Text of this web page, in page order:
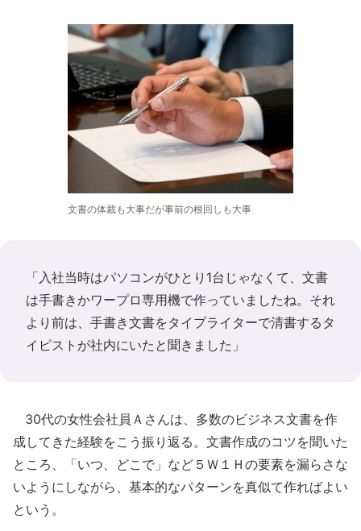
文書の体裁も大事だが事前の根回しも大事
「入社当時はパソコンがひとり1台じゃなくて、文書
は手書きかワープロ専用機で作っていましたね。それ
より前は、手書き文書をタイプライターで清書するタ
イピストが社内にいたと聞きました」
30代の女性会社員Ａさんは、多数のビジネス文書を作
成してきた経験をこう振り返る。文書作成のコツを聞いた
ところ、「いつ、どこで」など５Ｗ１Ｈの要素を漏らさな
いようにしながら、基本的なパターンを真似て作ればよい
という。